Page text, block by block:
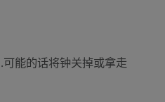
能的话将钟关掉或拿走